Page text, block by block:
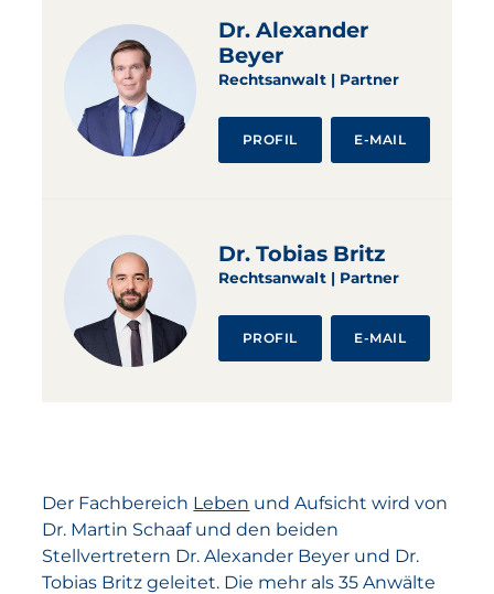
Der Fachbereich Leben und Aufsicht wird von
Dr. Martin Schaaf und den beiden
Stellvertretern Dr. Alexander Beyer und Dr.
Tobias Britz geleitet. Die mehr als 35 Anwälte
Dr. Alexander
Beyer
Rechtsanwalt | Partner
PROFIL E-MAIL
Dr. Tobias Britz
Rechtsanwalt | Partner
PROFIL E-MAIL